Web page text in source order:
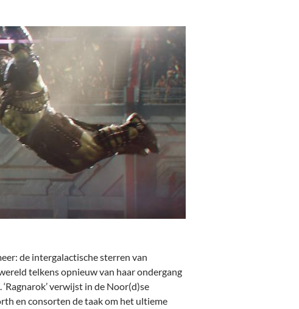
de intergalactische sterren van
telkens opnieuw van haar ondergang
verwijst in de Noor(d)se
en consorten de taak om het ultieme